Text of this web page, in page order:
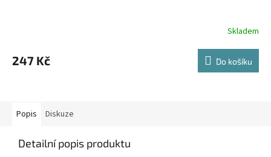
Skladem
247 Kč Do košíku
Popis Diskuze
Detailní popis produktu